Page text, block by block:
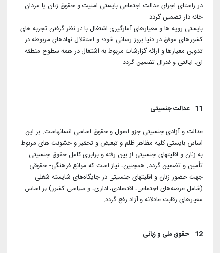
در راستای اجرای عدالت اجتماعی بایستی امنیت و حقوق زنان یا مردان
خانه دار تضمین گردد.
بایستی رویه ها و معیارهای آمارگیری اشتغال با در نظر گرفتن تجربه های
کشورهای موفق در دنیا بروز رسانی شود؛ و استقلال نهادهای مربوطه در
تدوین معیارها و ارائه گزارشات مربوط به اشتغال در همه سطوح منطقه
ای، ایالتی و فدرال تضمین گردد.
11 عدالت جنسیتی
عدالت و آزادی جنسیتی جزو اصول و حقوق اساسی انسانهاست. بر این
اساس بایستی کلیه مظاهر ظلم و تبعیض و تحقیر و خشونت های مربوط
به زنان و اقلیتهای جنسیتی از بین رفته و برابری کامل حقوق جنسیتی
تأمین و تضمین گردد. همچنین، نیاز است که موانع فرهنگی- حقوقی
جهت حضور زنان و اقلیتهای جنسیتی در جایگاه‌های شایسته شغلی
(شامل عرصه‌های اجتماعی، اقتصادی، اداری، و سیاسی کشور) بر اساس
معیارهای رقابت عادلانه و آزاد رفع گردد.
12 حقوق ملی و زبانی